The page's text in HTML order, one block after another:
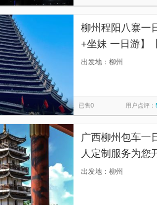
柳州程阳八寨一
+坐妹 一日游】
出游，纯玩无购
出发地：柳州
已售0 用户点评：
广西柳州包车一
人定制服务为您
出发地：柳州